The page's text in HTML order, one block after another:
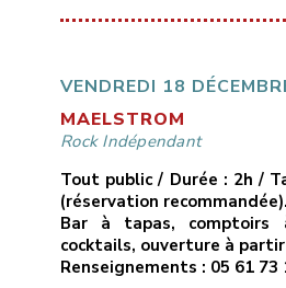
Formé en 2022 par Laety,
blues et pop.Nos influences et
VENDREDI 18
MAELSTROM
Rock Indépendant
Tout public / Durée : 2h /
(réservation recommandée).
Bar à tapas, comptoirs
cocktails, ouverture à
Renseignements : 05 61 73